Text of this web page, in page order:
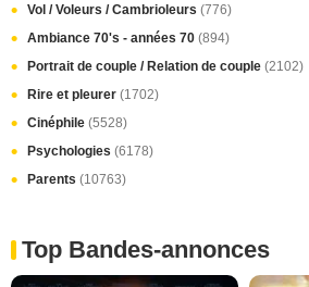
Vol / Voleurs / Cambrioleurs (776)
Ambiance 70's - années 70 (894)
Portrait de couple / Relation de couple (2102)
Rire et pleurer (1702)
Cinéphile (5528)
Psychologies (6178)
Parents (10763)
Top Bandes-annonces